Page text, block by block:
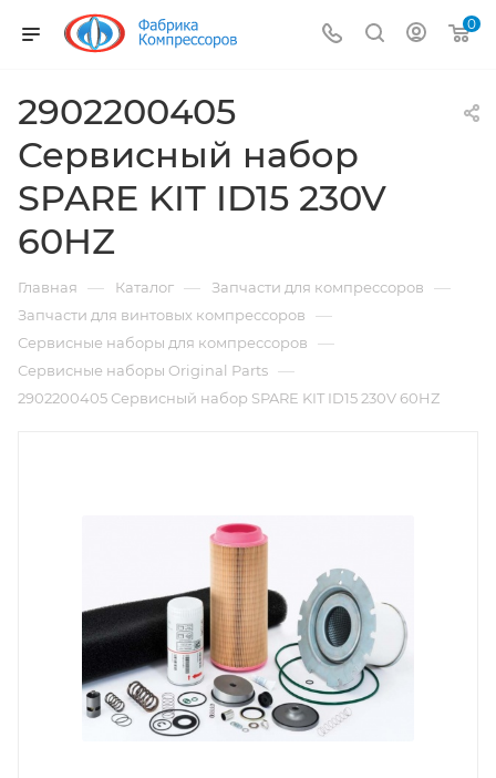
0
2902200405
Сервисный набор
SPARE KIT ID15 230V
60HZ
Главная — Каталог — Запчасти для компрессоров —
Запчасти для винтовых компрессоров —
Сервисные наборы для компрессоров —
Сервисные наборы Original Parts —
2902200405 Сервисный набор SPARE KIT ID15 230V 60HZ